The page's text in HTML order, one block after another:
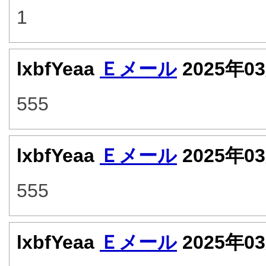
1
lxbfYeaa Ｅメール 2025年
555
lxbfYeaa Ｅメール 2025年
555
lxbfYeaa Ｅメール 2025年